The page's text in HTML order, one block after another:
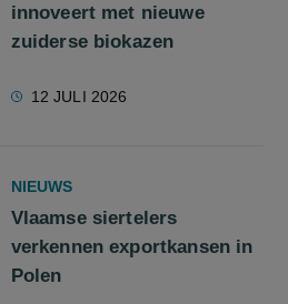
innoveert met nieuwe
zuiderse biokazen
12 JULI 2026
NIEUWS
Vlaamse siertelers
verkennen exportkansen in
Polen